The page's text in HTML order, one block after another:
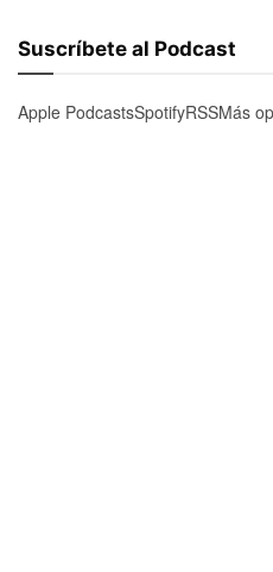
Suscríbete al Podcast
Apple PodcastsSpotifyRSSMás